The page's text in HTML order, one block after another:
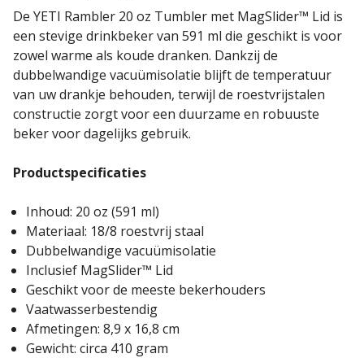
De YETI Rambler 20 oz Tumbler met MagSlider™ Lid is
een stevige drinkbeker van 591 ml die geschikt is voor
zowel warme als koude dranken. Dankzij de
dubbelwandige vacuümisolatie blijft de temperatuur
van uw drankje behouden, terwijl de roestvrijstalen
constructie zorgt voor een duurzame en robuuste
beker voor dagelijks gebruik.
Productspecificaties
Inhoud: 20 oz (591 ml)
Materiaal: 18/8 roestvrij staal
Dubbelwandige vacuümisolatie
Inclusief MagSlider™ Lid
Geschikt voor de meeste bekerhouders
Vaatwasserbestendig
Afmetingen: 8,9 x 16,8 cm
Gewicht: circa 410 gram